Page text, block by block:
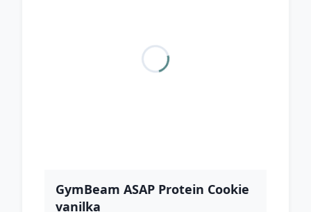
GymBeam ASAP Protein Cookie
vanilka